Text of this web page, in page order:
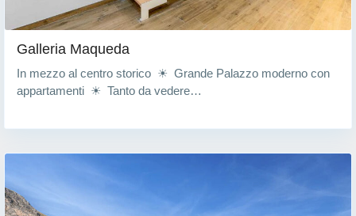
Galleria Maqueda
In mezzo al centro storico ☀ Grande Palazzo moderno con
appartamenti ☀ Tanto da vedere…